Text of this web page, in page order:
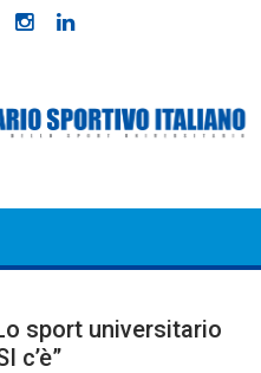
sport universitario
c’è”